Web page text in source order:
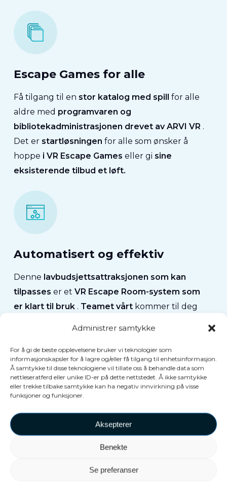
Administrer samtykke
For å gi de beste opplevelsene bruker vi teknologier som
informasjonskapsler for å lagre og/eller få tilgang til enhetsinformasjon.
Å samtykke til disse teknologiene vil tillate oss å behandle data som
nettleseratferd eller unike ID-er på dette nettstedet. Å ikke samtykke
eller trekke tilbake samtykke kan ha negativ innvirkning på visse
funksjoner og funksjoner.
Aksepterer
Benekte
Se preferanser
Escape Games for alle
Få tilgang til en stor katalog med spill
for alle
aldre med programvaren og
bibliotekadministrasjonen drevet av ARVI VR .
Det er startløsningen for alle som ønsker å
hoppe i VR Escape Games eller gi sine
eksisterende tilbud et løft.
Automatisert og effektiv
Denne lavbudsjettsattraksjonen som kan
tilpasses er etVR Escape Room-system som
er klart til bruk . Teamet vårt kommer til deg
best kan bruke VR.
Vri nøkkel
Full service